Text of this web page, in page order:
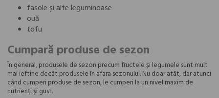
fasole și alte leguminoase
ouă
tofu
Cumpară produse de sezon
În general, produsele de sezon precum fructele și legumele sunt mult
mai ieftine decât produsele în afara sezonului. Nu doar atât, dar atunci
când cumperi produse de sezon, le cumperi la un nivel maxim de
nutrienți și gust.